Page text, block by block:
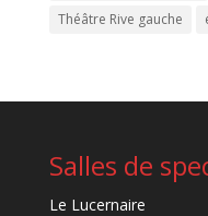
Théâtre Rive gauche
Salles de
Le Lucernaire